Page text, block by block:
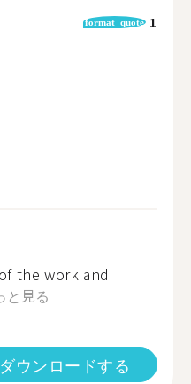
format_quote 1
the work and
と見る
ウンロードする